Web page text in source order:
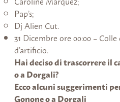
Pap’s;
Dj Alien Cut.
31 Dicembre ore 00:00 –
d’artificio.
Hai deciso di trascorrere il
o a Dorgali?
Ecco alcuni suggerimenti
Gonone o a Dorgali